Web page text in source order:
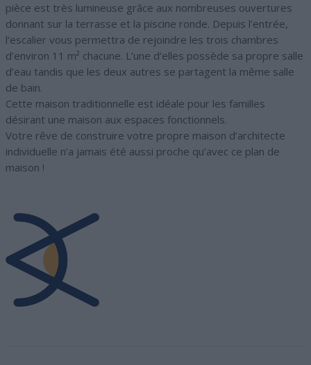
pièce est très lumineuse grâce aux nombreuses ouvertures
donnant sur la terrasse et la piscine ronde. Depuis l’entrée,
l’escalier vous permettra de rejoindre les trois chambres
d’environ 11 m² chacune. L’une d’elles possède sa propre salle
d’eau tandis que les deux autres se partagent la même salle
de bain.
Cette maison traditionnelle est idéale pour les familles
désirant une maison aux espaces fonctionnels.
Votre rêve de construire votre propre maison d’architecte
individuelle n’a jamais été aussi proche qu’avec ce plan de
maison !